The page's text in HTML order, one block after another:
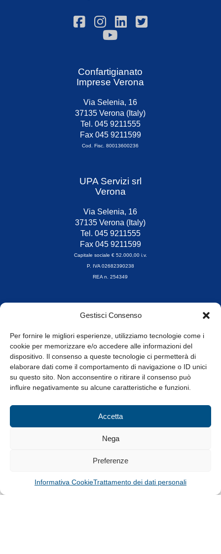
Gestisci Consenso
Per fornire le migliori esperienze, utilizziamo tecnologie come i
cookie per memorizzare e/o accedere alle informazioni del
dispositivo. Il consenso a queste tecnologie ci permetterà di
elaborare dati come il comportamento di navigazione o ID unici
su questo sito. Non acconsentire o ritirare il consenso può
influire negativamente su alcune caratteristiche e funzioni.
Accetta
Nega
Preferenze
Informativa CookieTrattamento dei dati personali
Confartigianato
Imprese Verona
Via Selenia, 16
37135 Verona (Italy)
Tel. 045 9211555
Fax 045 9211599
Cod. Fisc. 80013600236
UPA Servizi srl
Verona
Via Selenia, 16
37135 Verona (Italy)
Tel. 045 9211555
Fax 045 9211599
Capitale sociale € 52.000,00 i.v.
P. IVA 02682390238
REA n. 254349
Orari di apertura
8.30-13.00 / 14.00-17.30
Whistleblowing
© Tutti i diritti riservati
Privacy Policy e Cookie|Informativa Cookie